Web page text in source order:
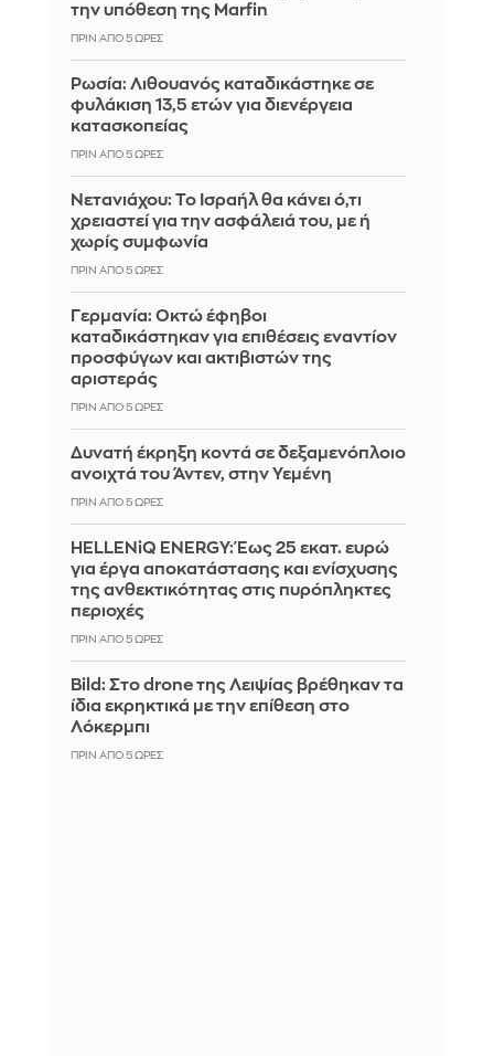
την υπόθεση της Marfin
ΠΡΙΝ ΑΠΌ 5 ΏΡΕΣ
Ρωσία: Λιθουανός καταδικάστηκε σε
φυλάκιση 13,5 ετών για διενέργεια
κατασκοπείας
ΠΡΙΝ ΑΠΌ 5 ΏΡΕΣ
Νετανιάχου: Το Ισραήλ θα κάνει ό,τι
χρειαστεί για την ασφάλειά του, με ή
χωρίς συμφωνία
ΠΡΙΝ ΑΠΌ 5 ΏΡΕΣ
Γερμανία: Οκτώ έφηβοι
καταδικάστηκαν για επιθέσεις εναντίον
προσφύγων και ακτιβιστών της
αριστεράς
ΠΡΙΝ ΑΠΌ 5 ΏΡΕΣ
Δυνατή έκρηξη κοντά σε δεξαμενόπλοιο
ανοιχτά του Άντεν, στην Υεμένη
ΠΡΙΝ ΑΠΌ 5 ΏΡΕΣ
HELLENiQ ENERGY: Έως 25 εκατ. ευρώ
για έργα αποκατάστασης και ενίσχυσης
της ανθεκτικότητας στις πυρόπληκτες
περιοχές
ΠΡΙΝ ΑΠΌ 5 ΏΡΕΣ
Bild: Στο drone της Λειψίας βρέθηκαν τα
ίδια εκρηκτικά με την επίθεση στο
Λόκερμπι
ΠΡΙΝ ΑΠΌ 5 ΏΡΕΣ